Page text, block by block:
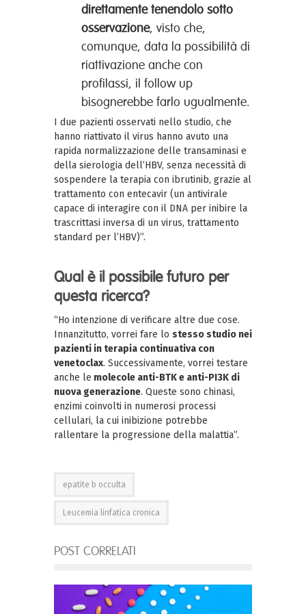
direttamente tenendolo sotto
osservazione, visto che,
comunque, data la possibilità di
riattivazione anche con
profilassi, il follow up
bisognerebbe farlo ugualmente.
I due pazienti osservati nello studio, che
hanno riattivato il virus hanno avuto una
rapida normalizzazione delle transaminasi e
della sierologia dell’HBV, senza necessità di
sospendere la terapia con ibrutinib, grazie al
trattamento con entecavir (un antivirale
capace di interagire con il DNA per inibire la
trascrittasi inversa di un virus, trattamento
standard per l’HBV)”.
Qual è il possibile futuro per
questa ricerca?
“Ho intenzione di verificare altre due cose.
Innanzitutto, vorrei fare lo stesso studio nei
pazienti in terapia continuativa con
venetoclax. Successivamente, vorrei testare
anche le molecole anti-BTK e anti-PI3K di
nuova generazione. Queste sono chinasi,
enzimi coinvolti in numerosi processi
cellulari, la cui inibizione potrebbe
rallentare la progressione della malattia”.
epatite b occulta
Leucemia linfatica cronica
POST CORRELATI